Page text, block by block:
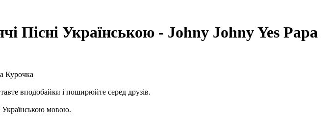
Українською - Johny Johny Yes Papa
Курочка
вподобайки і поширюйте серед друзів.
Українською мовою.